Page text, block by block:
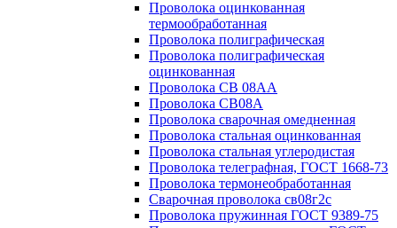
Проволока оцинкованная
термообработанная
Проволока полиграфическая
Проволока полиграфическая
оцинкованная
Проволока СВ 08АА
Проволока СВ08А
Проволока сварочная омедненная
Проволока стальная оцинкованная
Проволока стальная углеродистая
Проволока телеграфная, ГОСТ 1668-73
Проволока термонеобработанная
Сварочная проволока св08г2с
Проволока пружинная ГОСТ 9389-75